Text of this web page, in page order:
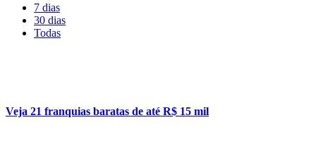
7 dias
30 dias
Todas
Veja 21 franquias baratas de até R$ 15 mil